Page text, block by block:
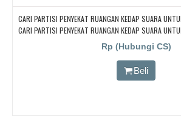
CARI PARTISI PENYEKAT RUANGAN KEDAP SUARA
CARI PARTISI PENYEKAT RUANGAN KEDAP SUARA
CARI PARTISI PENYEKAT RUANGAN KEDAP SUARA
CARI PARTISI PENYEKAT RUANGAN KEDAP SUARA
CARI PARTISI PENYEKAT RUANGAN KEDAP SUARA
Rp (Hubungi CS)
Beli